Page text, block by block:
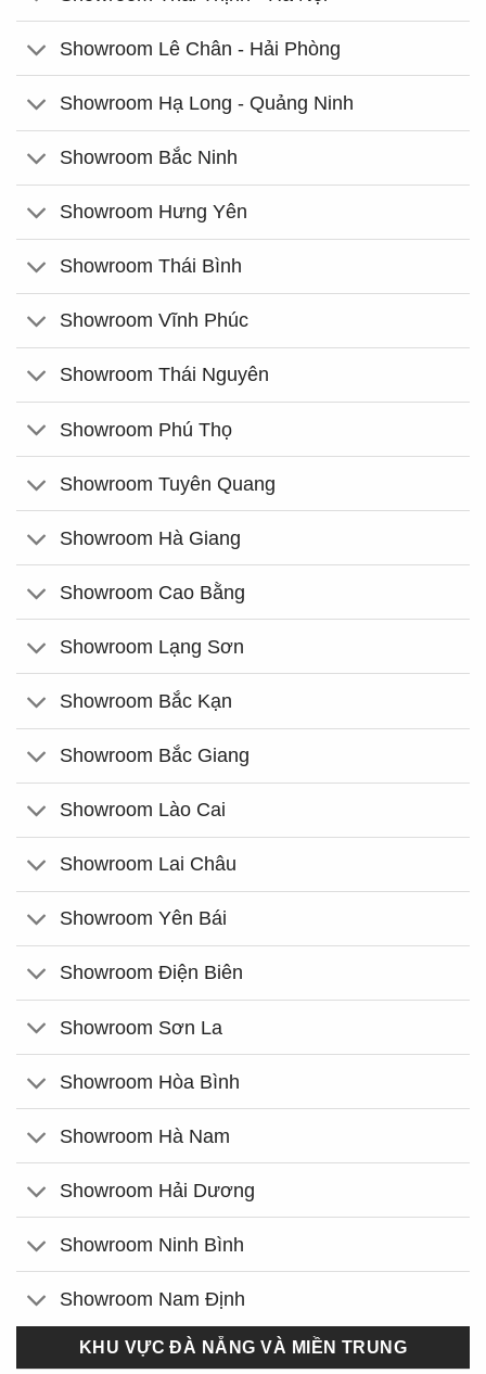
Showroom Lê Chân - Hải Phòng
Showroom Hạ Long - Quảng Ninh
Showroom Bắc Ninh
Showroom Hưng Yên
Showroom Thái Bình
Showroom Vĩnh Phúc
Showroom Thái Nguyên
Showroom Phú Thọ
Showroom Tuyên Quang
Showroom Hà Giang
Showroom Cao Bằng
Showroom Lạng Sơn
Showroom Bắc Kạn
Showroom Bắc Giang
Showroom Lào Cai
Showroom Lai Châu
Showroom Yên Bái
Showroom Điện Biên
Showroom Sơn La
Showroom Hòa Bình
Showroom Hà Nam
Showroom Hải Dương
Showroom Ninh Bình
Showroom Nam Định
KHU VỰC ĐÀ NẴNG VÀ MIỀN TRUNG